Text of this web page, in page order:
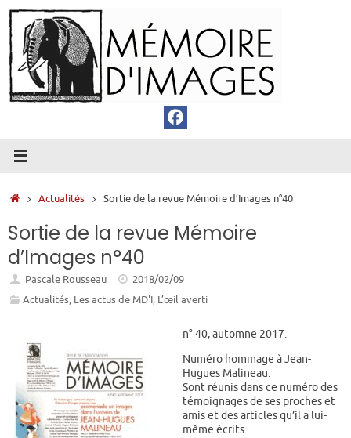
Passer
au
contenu
Accueil
Actualités Sortie de la revue Mémoire d’Images n°40
Sortie de la revue Mémoire
d’Images n°40
Pascale Rousseau
2018/02/09
Actualités, Les actus de MD'I, L’œil averti
n° 40, automne 2017.
Numéro hommage à Jean-
Hugues Malineau.
Sont réunis dans ce numéro des
témoignages de ses proches et
amis et des articles qu’il a lui-
même écrits.